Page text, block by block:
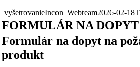
vyšetrovanieIncon_Webteam2026-02-
FORMULÁR NA DOPYT
Formulár na dopyt na
produkt